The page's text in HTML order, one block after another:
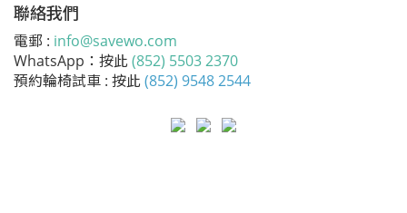
聯絡我們
電郵 : info@savewo.com
WhatsApp：按此 (852) 5503 2370
預約輪椅試車 : 按此 (852) 9548 2544